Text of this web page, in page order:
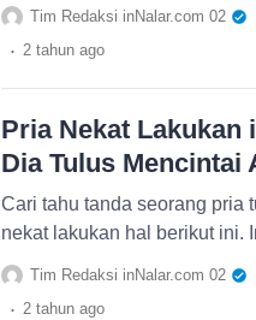
Tim Redaksi inNalar.com 02
. 2 tahun ago
Pria Nekat Lakukan
Dia Tulus Mencintai
Cari tahu tanda seorang pria
nekat lakukan hal berikut ini.
Tim Redaksi inNalar.com 02
. 2 tahun ago